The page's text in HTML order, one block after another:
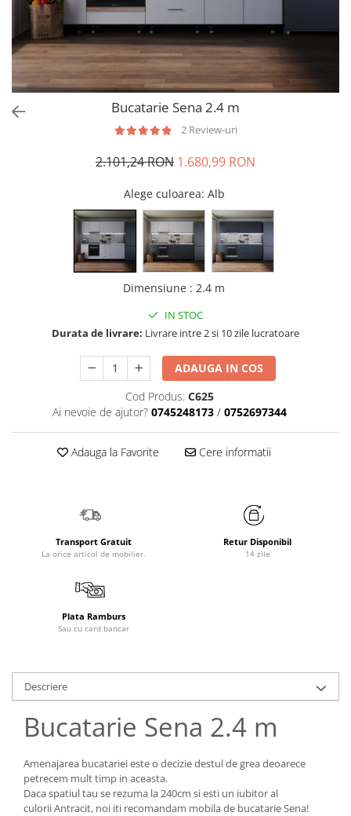
Bucatarie Sena 2.4 m
2 Review-uri
2.101,24 RON 1.680,99 RON
Alege culoarea: Alb
Dimensiune : 2.4 m
IN STOC
Durata de livrare: Livrare intre 2 si 10 zile lucratoare
ADAUGA IN COS
Cod Produs: C625
Ai nevoie de ajutor? 0745248173 / 0752697344
Adauga la Favorite Cere informatii
Transport Gratuit
La orice articol de mobilier.
Retur Disponibil
14 zile
Plata Ramburs
Sau cu card bancar
Descriere
Bucatarie Sena 2.4 m
Amenajarea bucatariei este o decizie destul de grea deoarece
petrecem mult timp in aceasta.
Daca spatiul tau se rezuma la 240cm si esti un iubitor al
culorii Antracit, noi iti recomandam mobila de bucatarie Sena!